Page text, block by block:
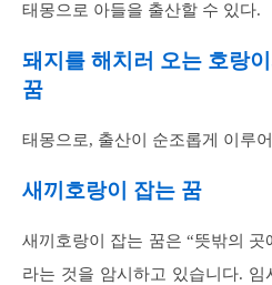
태몽으로 아들을 출산할 수 있다.
돼지를 해치러 오는 호랑
꿈
태몽으로, 출산이 순조롭게 이루
새끼호랑이 잡는 꿈
새끼호랑이 잡는 꿈은 “뜻밖의
라는 것을 암시하고 있습니다.